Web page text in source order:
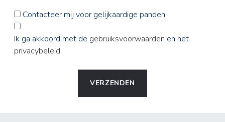
Contacteer mij voor gelijkaardige panden.
Ik ga akkoord met de gebruiksvoorwaarden en het
privacybeleid.
VERZENDEN